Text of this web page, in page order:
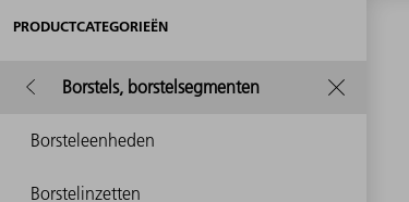
PRODUCTCATEGORIEËN
Borstels, borstelsegmenten
Borsteleenheden
Borstelinzetten